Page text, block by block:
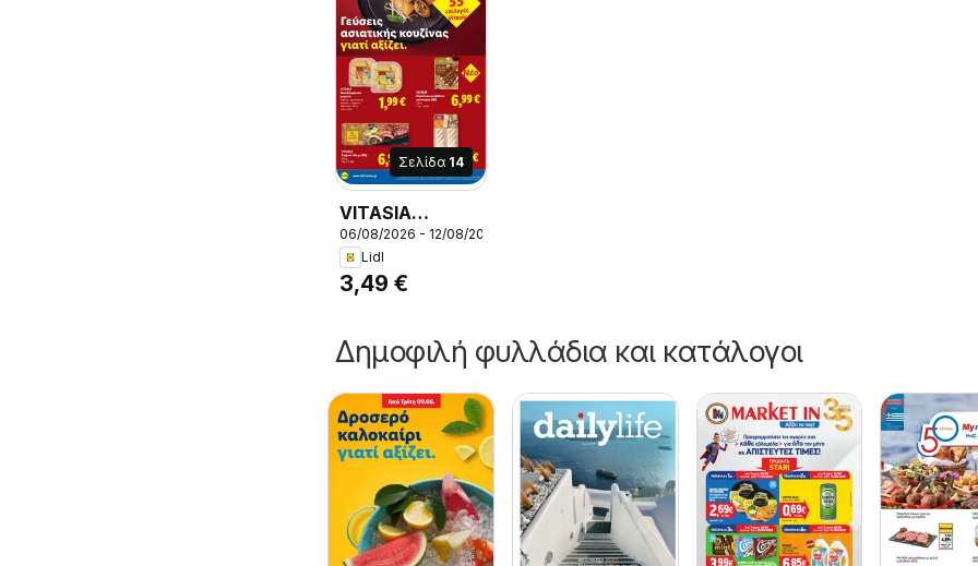
Σελίδα 14
VITASIA
Τορτίγια
κοτόπουλο -
κάρυ, 250 g
06/08/2026 - 12/08/2026
Lidl
3,49 €
Δημοφιλή φυλλάδια και κατάλογοι